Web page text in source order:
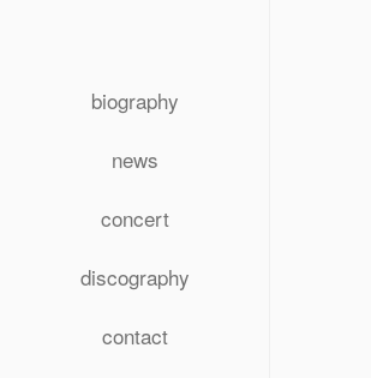
biography
news
concert
discography
contact